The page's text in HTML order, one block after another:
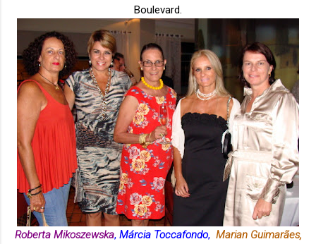
Boulevard.
Roberta Mikoszewska, Márcia Toccafondo, Marian Guimarães,